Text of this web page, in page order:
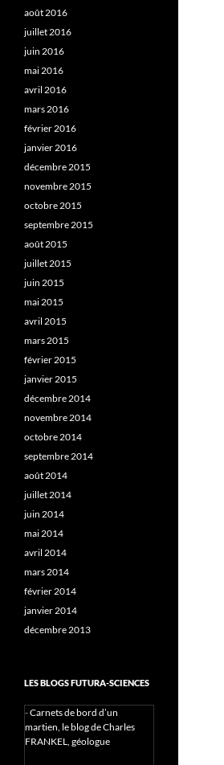
août 2016
juillet 2016
juin 2016
mai 2016
avril 2016
mars 2016
février 2016
janvier 2016
décembre 2015
novembre 2015
octobre 2015
septembre 2015
août 2015
juillet 2015
juin 2015
mai 2015
avril 2015
mars 2015
février 2015
janvier 2015
décembre 2014
novembre 2014
octobre 2014
septembre 2014
août 2014
juillet 2014
juin 2014
mai 2014
avril 2014
mars 2014
février 2014
janvier 2014
décembre 2013
LES BLOGS FUTURA-SCIENCES
-Carnets de bord d’un
martien, le blog de Charles
FRANKEL, géologue